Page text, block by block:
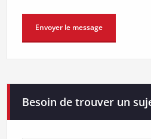
Besoin de trouver un